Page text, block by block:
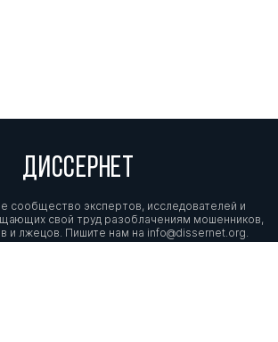
ДИССЕРНЕТ
сообщество экспертов, исследователей и
свой труд разоблачениям мошенников,
и лжецов. Пишите нам на info@dissernet.org.